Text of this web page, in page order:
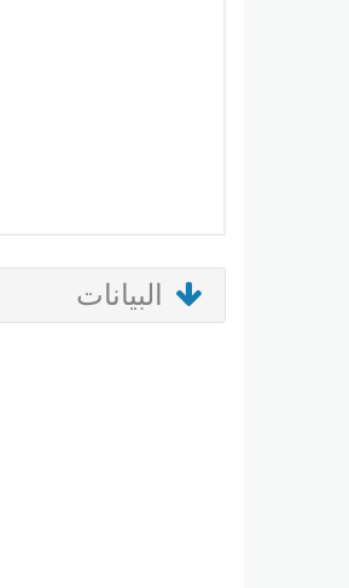
البيانات